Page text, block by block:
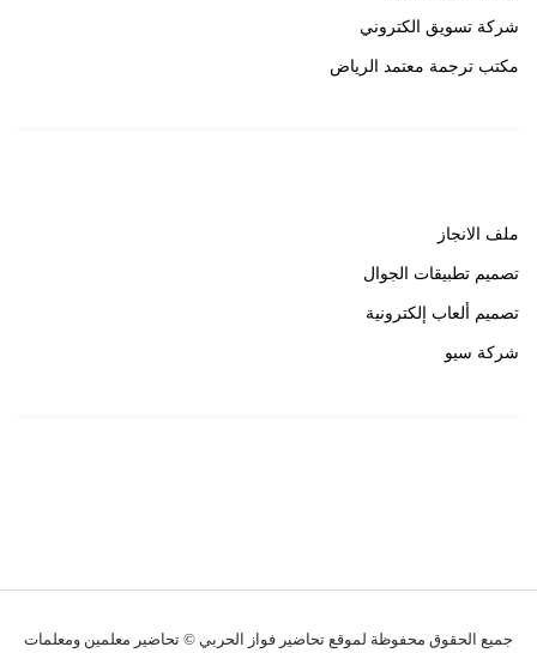
شركة تسويق الكتروني
مكتب ترجمة معتمد الرياض
ملف الانجاز
تصميم تطبيقات الجوال
تصميم ألعاب إلكترونية
شركة سيو
جميع الحقوق محفوظة لموقع تحاضير فواز الحربي © تحاضير معلمين ومعلمات